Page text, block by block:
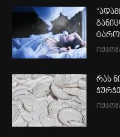
რას